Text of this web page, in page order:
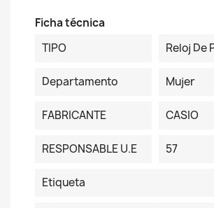
Ficha técnica
TIPO
Reloj De
Departamento Mujer
FABRICANTE CASIO
RESPONSABLE U.E 57
Etiqueta